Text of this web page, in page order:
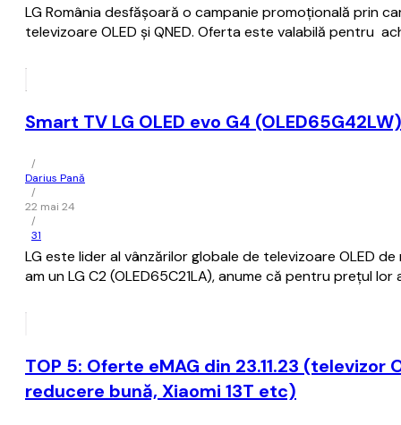
LG România desfășoară o campanie promoțională prin
televizoare OLED și QNED. Oferta este valabilă pentru
Smart TV LG OLED evo G4
/
Darius Pană
/
22 mai 24
/
31
LG este lider al vânzărilor globale de televizoare OLED
am un LG C2 (OLED65C21LA), anume că pentru prețul
TOP 5: Oferte eMAG din 23.11.23
reducere bună, Xiaomi 13T etc)